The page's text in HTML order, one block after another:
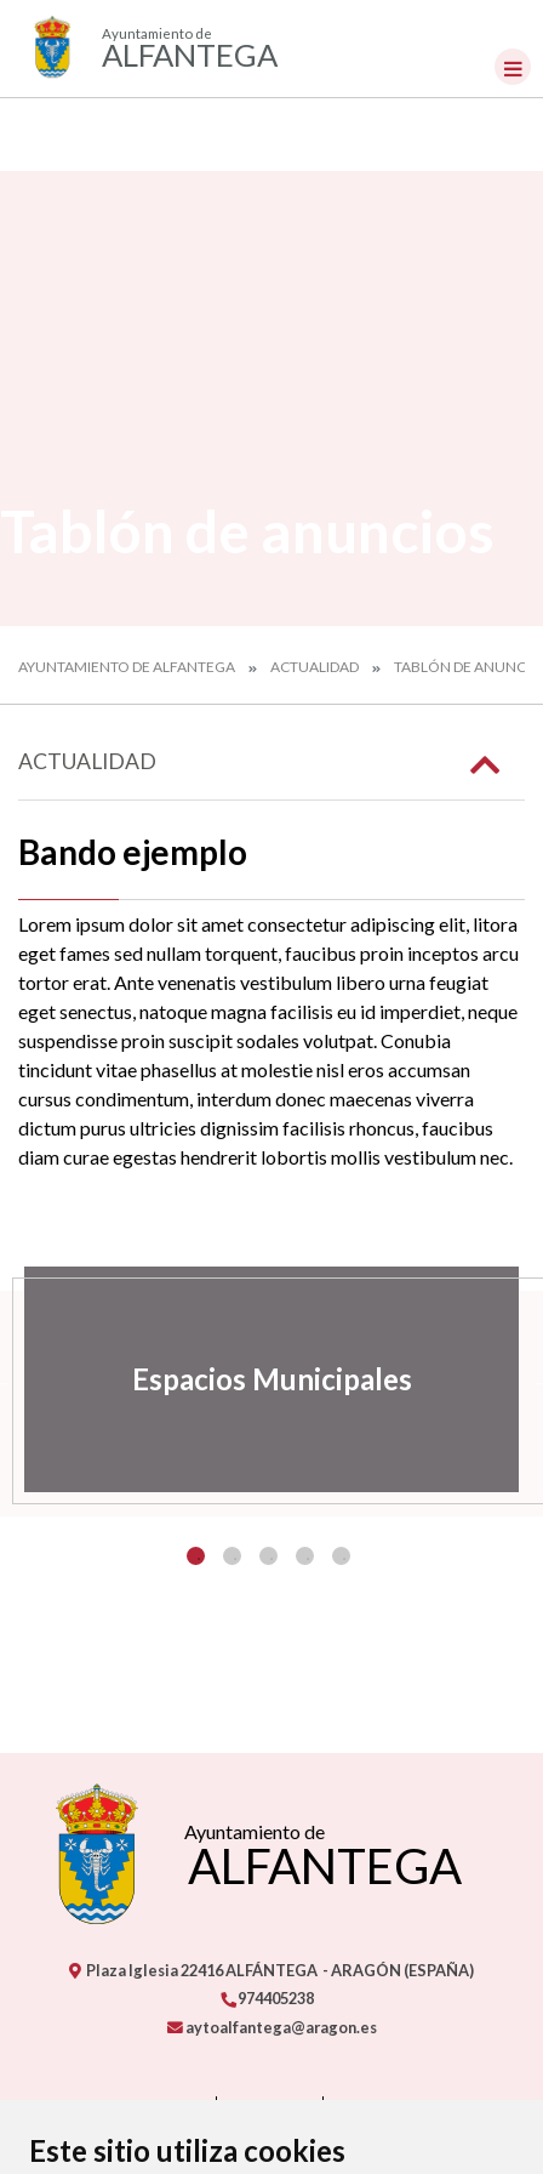
Este sitio utiliza cookies
Ayuntamiento de
ALFANTEGA
AYUNTAMIENTO DE ALFANTEGA ACTUALIDAD TABLÓN DE
ACTUALIDAD
Bando ejemplo
Lorem ipsum dolor sit amet consectetur adipiscing elit, litora
eget fames sed nullam torquent, faucibus proin inceptos arcu
tortor erat. Ante venenatis vestibulum libero urna feugiat
eget senectus, natoque magna facilisis eu id imperdiet, neque
suspendisse proin suscipit sodales volutpat. Conubia
tincidunt vitae phasellus at molestie nisl eros accumsan
cursus condimentum, interdum donec maecenas viverra
dictum purus ultricies dignissim facilisis rhoncus, faucibus
diam curae egestas hendrerit lobortis mollis vestibulum nec.
Espacios Municipales
Ayuntamiento de
ALFANTEGA
Plaza Iglesia22416ALFÁNTEGA - ARAGÓN (ESPAÑA)
974405238
aytoalfantega@aragon.es
PROTECCIÓN DE DATOS
POLÍTICA DE COOKIES